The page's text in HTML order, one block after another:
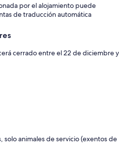
por el alojamiento puede
de traducción automática
cerrado entre el 22 de diciembre y
solo animales de servicio (exentos de